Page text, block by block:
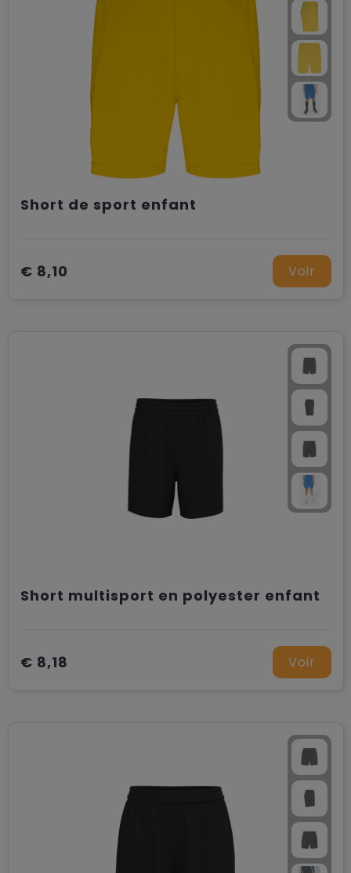
Short de sport enfant
€ 8,10 Voir
Short multisport en polyester enfant
€ 8,18 Voir